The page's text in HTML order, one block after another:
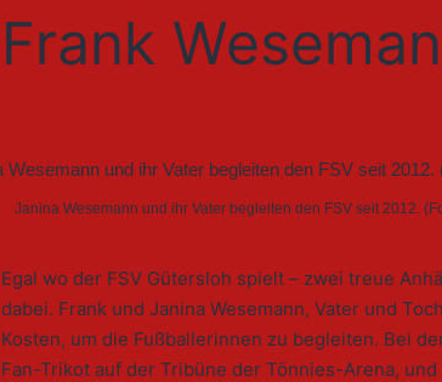
Frank
Janina Wesemann und ihr Vater begleiten den FSV seit 2012.
Egal wo der FSV Gütersloh spielt – zwei treue
dabei. Frank und Janina Wesemann, Vater und
Kosten, um die Fußballerinnen zu begleiten. Bei
Fan-Trikot auf der Tribüne der Tönnies-Arena,